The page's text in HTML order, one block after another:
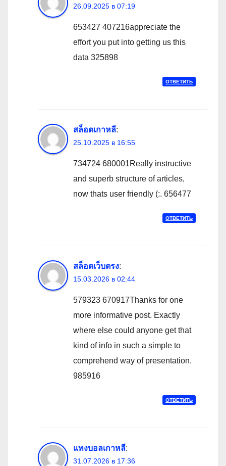
26.09.2025 в 07:19
653427 407216appreciate the
effort you put into getting us this
data 325898
ОТВЕТИТЬ
สล็อตเกาหลี:
25.10.2025 в 16:55
734724 680001Really instructive
and superb structure of articles,
now thats user friendly (:. 656477
ОТВЕТИТЬ
สล็อตเว็บตรง:
15.03.2026 в 02:44
579323 670917Thanks for one
more informative post. Exactly
where else could anyone get that
kind of info in such a simple to
comprehend way of presentation.
985916
ОТВЕТИТЬ
แทงบอลเกาหลี:
31.07.2026 в 17:36